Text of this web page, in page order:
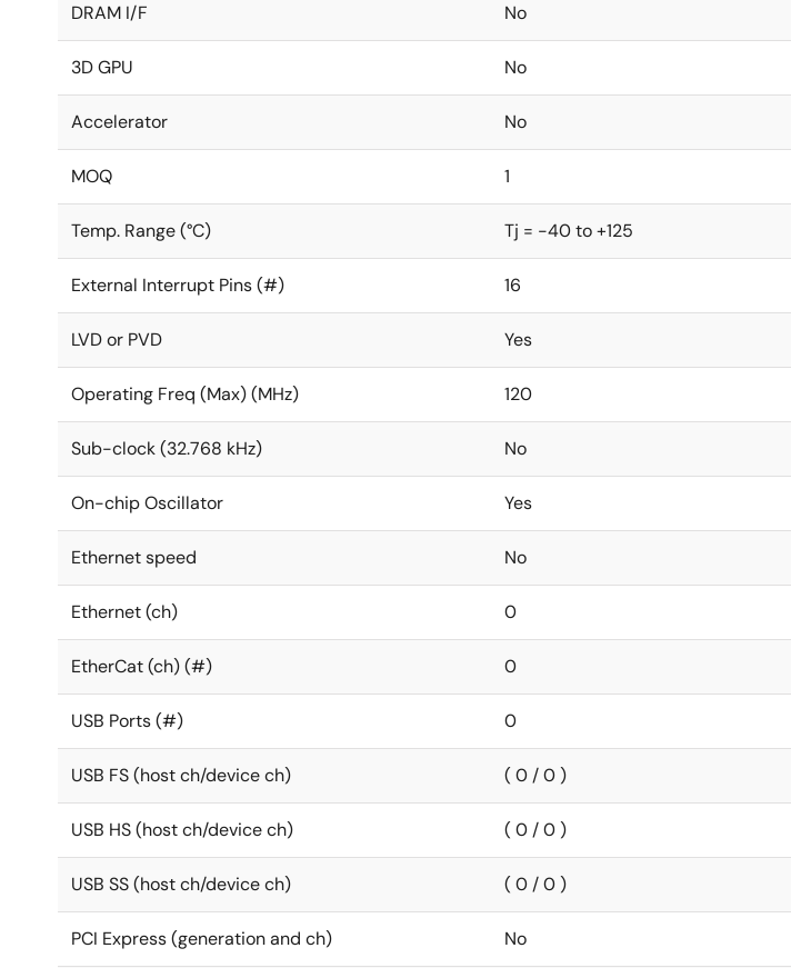
DRAM I/F No
3D GPU No
Accelerator No
MOQ 1
Temp. Range (°C) Tj = -40 to +125
External Interrupt Pins (#) 16
LVD or PVD Yes
Operating Freq (Max) (MHz) 120
Sub-clock (32.768 kHz) No
On-chip Oscillator Yes
Ethernet speed No
Ethernet (ch) 0
EtherCat (ch) (#) 0
USB Ports (#) 0
USB FS (host ch/device ch) ( 0 / 0 )
USB HS (host ch/device ch) ( 0 / 0 )
USB SS (host ch/device ch) ( 0 / 0 )
PCI Express (generation and ch) No